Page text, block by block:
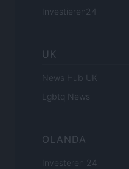
Investieren24
UK
News Hub UK
Lgbtq News
OLANDA
Investeren 24